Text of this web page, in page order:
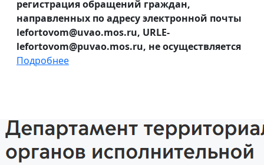
регистрация обращений граждан,
направленных по адресу электронной почты
lefortovom@uvao.mos.ru, URLE-
lefortovom@puvao.mos.ru, не осуществляется
Подробнее